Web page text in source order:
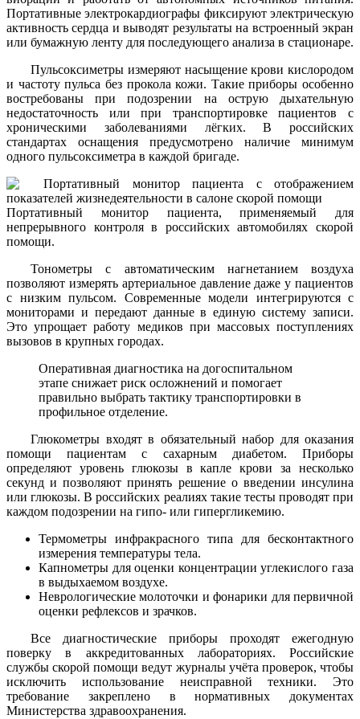
Портативные электрокардиографы фиксируют электрическую
активность сердца и выводят результаты на встроенный экран
или бумажную ленту для последующего анализа в стационаре.
Пульсоксиметры измеряют насыщение крови кислородом
и частоту пульса без прокола кожи. Такие приборы особенно
востребованы при подозрении на острую дыхательную
недостаточность или при транспортировке пациентов с
хроническими заболеваниями лёгких. В российских
стандартах оснащения предусмотрено наличие минимум
одного пульсоксиметра в каждой бригаде.
Портативный монитор пациента, применяемый для
непрерывного контроля в российских автомобилях скорой
помощи.
Тонометры с автоматическим нагнетанием воздуха
позволяют измерять артериальное давление даже у пациентов
с низким пульсом. Современные модели интегрируются с
мониторами и передают данные в единую систему записи.
Это упрощает работу медиков при массовых поступлениях
вызовов в крупных городах.
Оперативная диагностика на догоспитальном
этапе снижает риск осложнений и помогает
правильно выбрать тактику транспортировки в
профильное отделение.
Глюкометры входят в обязательный набор для оказания
помощи пациентам с сахарным диабетом. Приборы
определяют уровень глюкозы в капле крови за несколько
секунд и позволяют принять решение о введении инсулина
или глюкозы. В российских реалиях такие тесты проводят при
каждом подозрении на гипо- или гипергликемию.
Термометры инфракрасного типа для бесконтактного
измерения температуры тела.
Капнометры для оценки концентрации углекислого газа
в выдыхаемом воздухе.
Неврологические молоточки и фонарики для первичной
оценки рефлексов и зрачков.
Все диагностические приборы проходят ежегодную
поверку в аккредитованных лабораториях. Российские
службы скорой помощи ведут журналы учёта проверок, чтобы
исключить использование неисправной техники. Это
требование закреплено в нормативных документах
Министерства здравоохранения.